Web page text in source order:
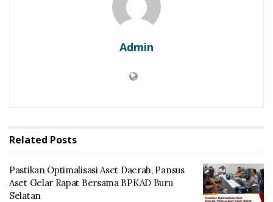
Admin
Related Posts
Pastikan Optimalisasi Aset Daerah, Pansus
Aset Gelar Rapat Bersama BPKAD Buru
Selatan